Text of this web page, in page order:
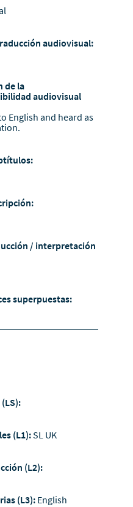
audiovisual:
de la
audiovisual
English and heard as
/ interpretación
superpuestas:
(L1):SL UK
(L2):
(L3):English